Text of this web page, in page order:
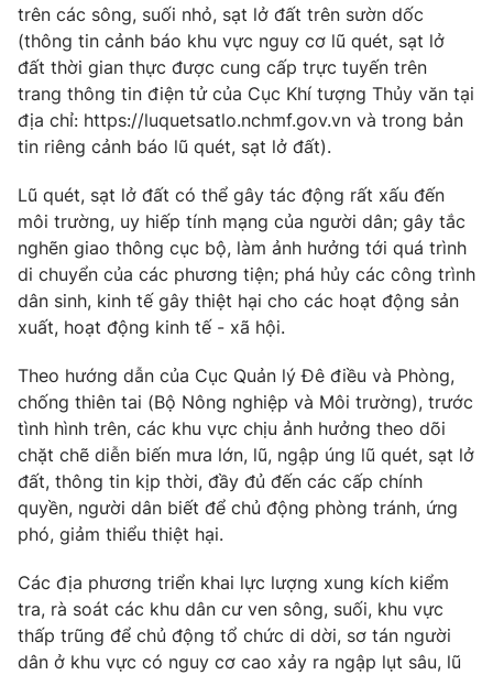
VTV4 Vươn mình bằng AI
VTV9 VTV8
THỜI BÁO VTV
Theo dõi báo trên
Cơ quan chủ quản:Đài Truyền hình Việt Nam
Cơ quan báo chí:Thời báo VTV
Giấy phép hoạt động báo in và báo điện tử số 483/GP-BTTTT
cấp ngày 29/12/2023
Tổng Biên tập:
Vũ Thanh Thủy
Phó Tổng Biên tập:Nguyễn Thị Mỹ Hạnh, Phạm Quốc Thắng,
Nguyễn Trọng Ninh
Tổng đài VTV:024.38 355 931 - 024.38 355 932
trên các sông, suối nhỏ, sạt lở đất trên sườn dốc
(thông tin cảnh báo khu vực nguy cơ lũ quét, sạt lở
đất thời gian thực được cung cấp trực tuyến trên
trang thông tin điện tử của Cục Khí tượng Thủy văn tại
địa chỉ: https://luquetsatlo.nchmf.gov.vn và trong bản
tin riêng cảnh báo lũ quét, sạt lở đất).
Lũ quét, sạt lở đất có thể gây tác động rất xấu đến
môi trường, uy hiếp tính mạng của người dân; gây tắc
nghẽn giao thông cục bộ, làm ảnh hưởng tới quá trình
di chuyển của các phương tiện; phá hủy các công trình
dân sinh, kinh tế gây thiệt hại cho các hoạt động sản
xuất, hoạt động kinh tế - xã hội.
Theo hướng dẫn của Cục Quản lý Đê điều và Phòng,
chống thiên tai (Bộ Nông nghiệp và Môi trường), trước
tình hình trên, các khu vực chịu ảnh hưởng theo dõi
chặt chẽ diễn biến mưa lớn, lũ, ngập úng lũ quét, sạt lở
đất, thông tin kịp thời, đầy đủ đến các cấp chính
quyền, người dân biết để chủ động phòng tránh, ứng
phó, giảm thiểu thiệt hại.
Các địa phương triển khai lực lượng xung kích kiểm
tra, rà soát các khu dân cư ven sông, suối, khu vực
thấp trũng để chủ động tổ chức di dời, sơ tán người
dân ở khu vực có nguy cơ cao xảy ra ngập lụt sâu, lũ